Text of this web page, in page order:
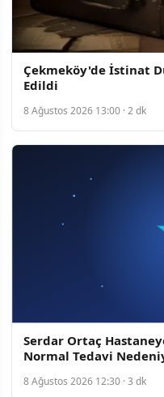
Çekmeköy'de İstinat
Edildi
8 Ağustos 2026 13:00 · 2 dk
Serdar Ortaç
Normal Tedavi
8 Ağustos 2026 12:30 · 3 dk